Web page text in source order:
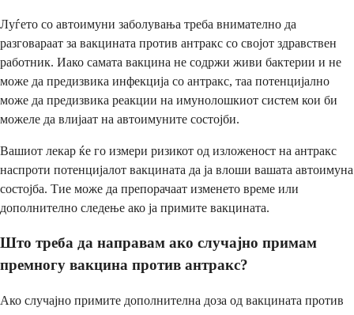
Луѓето со автоимуни заболувања треба внимателно да
разговараат за вакцината против антракс со својот здравствен
работник. Иако самата вакцина не содржи живи бактерии и не
може да предизвика инфекција со антракс, таа потенцијално
може да предизвика реакции на имунолошкиот систем кои би
можеле да влијаат на автоимуните состојби.
Вашиот лекар ќе го измери ризикот од изложеност на антракс
наспроти потенцијалот вакцината да ја влоши вашата автоимуна
состојба. Тие може да препорачаат изменето време или
дополнително следење ако ја примите вакцината.
Што треба да направам ако случајно примам
премногу вакцина против антракс?
Ако случајно примите дополнителна доза од вакцината против